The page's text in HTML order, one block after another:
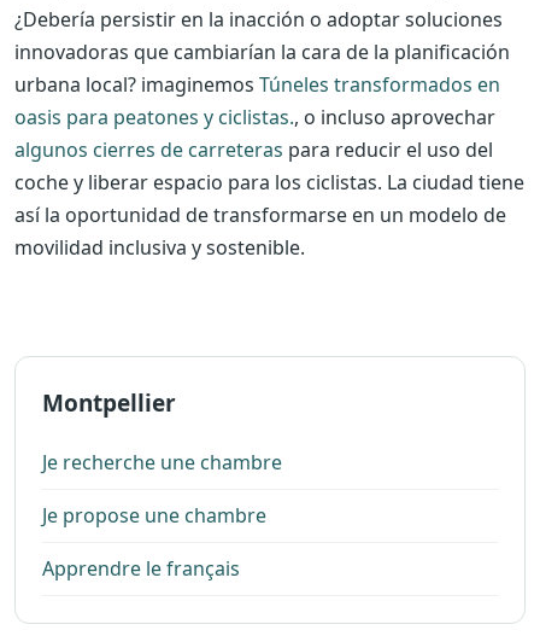
¿Debería persistir en la inacción o adoptar soluciones
innovadoras que cambiarían la cara de la planificación
urbana local? imaginemos Túneles transformados en
oasis para peatones y ciclistas., o incluso aprovechar
algunos cierres de carreteras para reducir el uso del
coche y liberar espacio para los ciclistas. La ciudad tiene
así la oportunidad de transformarse en un modelo de
movilidad inclusiva y sostenible.
Montpellier
Je recherche une chambre
Je propose une chambre
Apprendre le français